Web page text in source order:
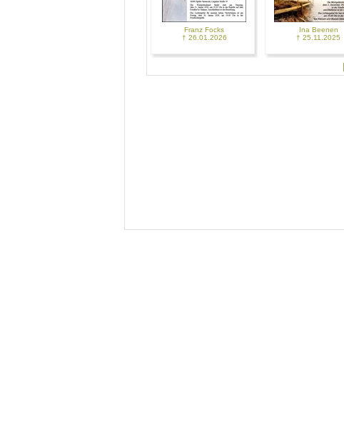
Franz Focks
† 26.01.2026
Ina Beenen
† 25.11.2025